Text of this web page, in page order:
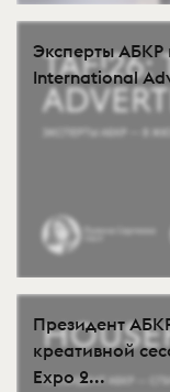
Эксперты АБКР
International
Президент
креативной
Expo 2...